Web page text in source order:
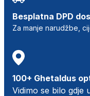
Besplatna DPD
Za manje narudžbe,
100+ Ghetaldus
Vidimo se bilo gdje